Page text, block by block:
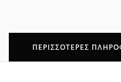
ΠΕΡΙΣΣΌΤΕΡΕΣ